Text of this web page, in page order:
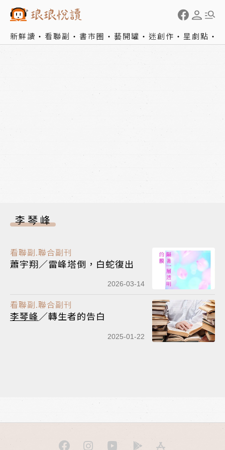
新鮮讀 看聯副 書市圈 藝開罐 迷創作 星劇點
李琴峰
看聯副.聯合副刊
蕭宇翔／雷峰塔倒，白蛇復出
2026-03-14
看聯副.聯合副刊
李琴峰／轉生者的告白
2025-01-22